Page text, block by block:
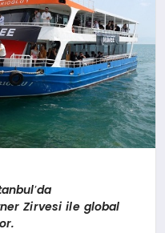
’da
Zirvesi ile global